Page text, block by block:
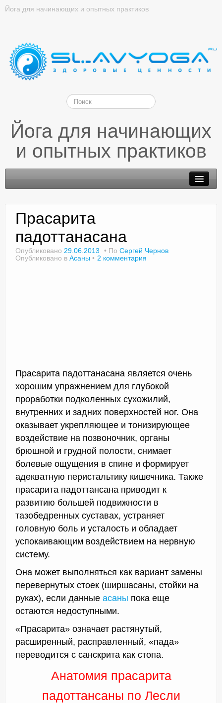
Йога для начинающих и опытных практиков
Йога для начинающих
и опытных практиков
Доктор Чернов
Прасарита
падоттанасана
Опубликовано 29.06.2013 По Сергей Чернов
Опубликовано в Асаны 2 комментария
Прасарита падоттанасана является очень
хорошим упражнением для глубокой
проработки подколенных сухожилий,
внутренних и задних поверхностей ног. Она
оказывает укрепляющее и тонизирующее
воздействие на позвоночник, органы
брюшной и грудной полости, снимает
болевые ощущения в спине и формирует
адекватную перистальтику кишечника. Также
прасарита падоттансана приводит к
развитию большей подвижности в
тазобедренных суставах, устраняет
головную боль и усталость и обладает
успокаивающим воздействием на нервную
систему.
Она может выполняться как вариант замены
перевернутых стоек (ширшасаны, стойки на
руках), если данные асаны пока еще
остаются недоступными.
«Прасарита» означает растянутый,
расширенный, расправленный, «пада»
переводится с санскрита как стопа.
Анатомия прасарита
падоттансаны по Лесли